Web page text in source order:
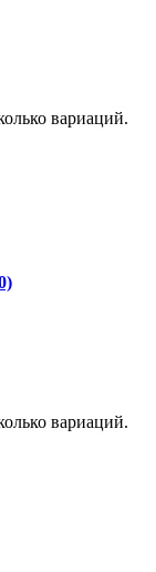
вариаций.
вариаций.